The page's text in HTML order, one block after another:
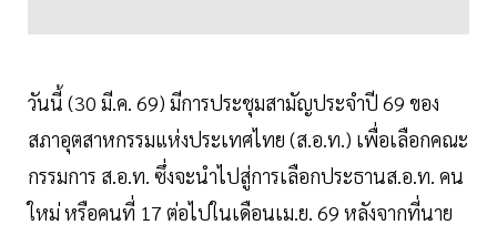
วันนี้ (30 มี.ค. 69) มีการประชุมสามัญประจำปี 69 ของ
สภาอุตสาหกรรมแห่งประเทศไทย (ส.อ.ท.) เพื่อเลือกคณะ
กรรมการ ส.อ.ท. ซึ่งจะนำไปสู่การเลือกประธานส.อ.ท. คน
ใหม่ หรือคนที่ 17 ต่อไปในเดือนเม.ย. 69 หลังจากที่นาย